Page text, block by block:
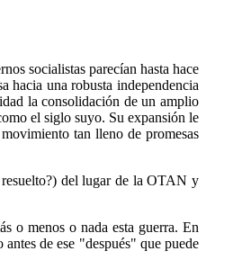
socialistas parecían hasta hace
hacia una robusta independencia
la consolidación de un amplio
el siglo suyo. Su expansión le
tan lleno de promesas
resuelto?) del lugar de la OTAN y
o menos o nada esta guerra. En
de ese "después" que puede